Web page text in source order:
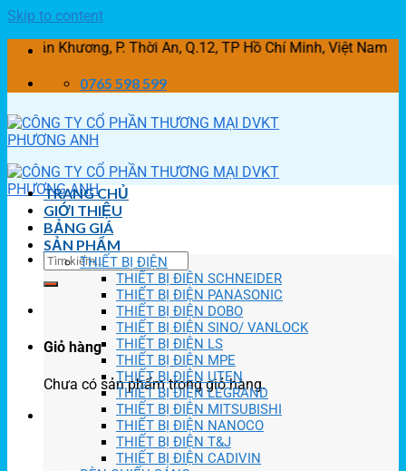
Skip to content
Văn Khương, P. Thời An, Q.12, TP Hồ Chí Minh, Việt Nam
0765 598 599
Giỏ hàng
Chưa có sản phẩm trong giỏ hàng.
TRANG CHỦ
GIỚI THIỆU
BẢNG GIÁ
SẢN PHẨM
THIẾT BỊ ĐIỆN
THIẾT BỊ ĐIỆN SCHNEIDER
THIẾT BỊ ĐIỆN PANASONIC
THIẾT BỊ ĐIỆN DOBO
THIẾT BỊ ĐIỆN SINO/ VANLOCK
THIẾT BỊ ĐIỆN LS
THIẾT BỊ ĐIỆN MPE
THIẾT BỊ ĐIỆN UTEN
THIẾT BỊ ĐIỆN LEGRAND
THIẾT BỊ ĐIỆN MITSUBISHI
THIẾT BỊ ĐIỆN NANOCO
THIẾT BỊ ĐIỆN T&J
THIẾT BỊ ĐIỆN CADIVIN